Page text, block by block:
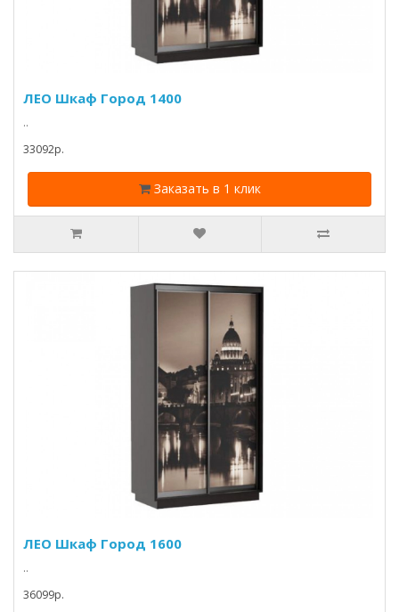
ЛЕО Шкаф Город 1400
..
33092p.
Заказать в 1 клик
ЛЕО Шкаф Город 1600
..
36099p.